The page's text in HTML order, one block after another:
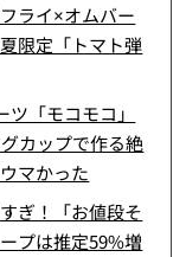
ライ×オムバー
限定「トマト弾
ツ「モコモコ」
カップで作る絶
マかった
ぎ！「お値段そ
プは推定59%増